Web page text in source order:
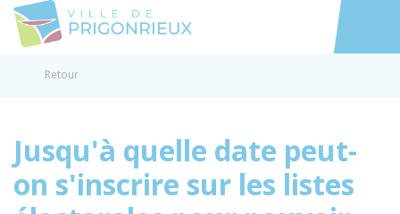
Accéder
Retour
Jusqu'à quelle date peut-
on s'inscrire sur les listes